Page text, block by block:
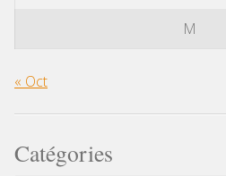
M
« Oct
Catégories